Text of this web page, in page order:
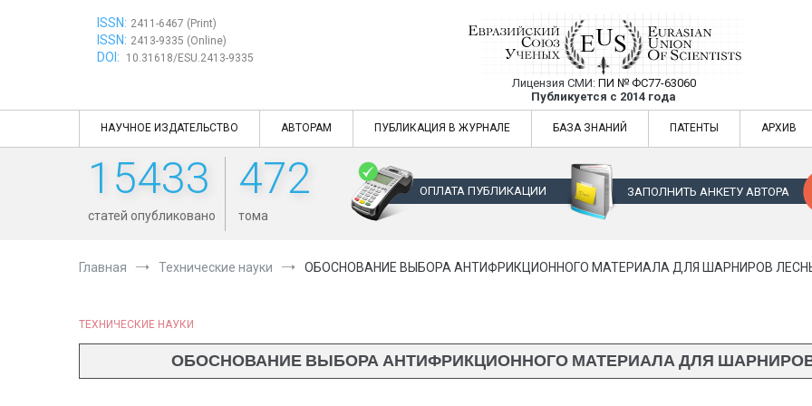
ISSN: 2411-6467 (Print)
ISSN: 2413-9335 (Online)
DOI: 10.31618/ESU.2413-9335
Евразийский Союз Ученых —
Лицензия СМИ: ПИ № ФС77-63060
Публикуется с 2014 года
Евразийский Союз Ученых — публикация научных статей в
НАУЧНОЕ ИЗДАТЕЛЬСТВО АВТОРАМ ПУБЛИКАЦИЯ В ЖУРНАЛЕ БАЗА ЗНАНИЙ ПАТЕНТЫ АРХИВ
15433
статей опубликовано
472
тома
ОПЛАТА ПУБЛИКАЦИИ ЗАПОЛНИТЬ АНКЕТУ АВТОРА
Главная Технические науки ОБОСНОВАНИЕ ВЫБОРА АНТИФРИКЦИОННОГО МАТЕРИАЛА ДЛЯ ШАРНИРОВ
ТЕХНИЧЕСКИЕ НАУКИ
ОБОСНОВАНИЕ ВЫБОРА АНТИФРИКЦИОННОГО МАТЕРИАЛА ДЛЯ